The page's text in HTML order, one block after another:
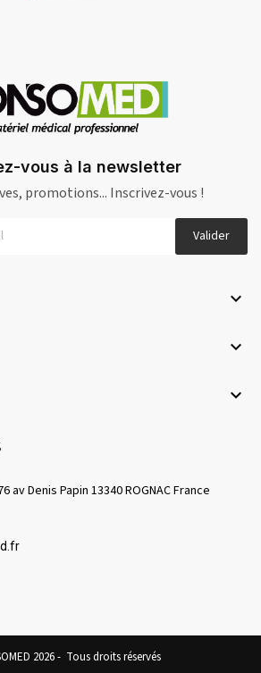
vous à la newsletter
promotions... Inscrivez-vous !
Valider



av Denis Papin 13340 ROGNAC France
2026 - Tous droits réservés